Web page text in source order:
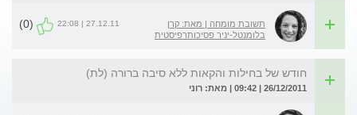
תשובת מומחה | מאת: קרן
בלומנטל-יניר פסיכותרפיסטית
27.12.11 | 22:08
(0)
חודש של בחילות והקאות ללא סיבה ברורה (לת)
26/12/2011 | 09:42 | מאת: רוני